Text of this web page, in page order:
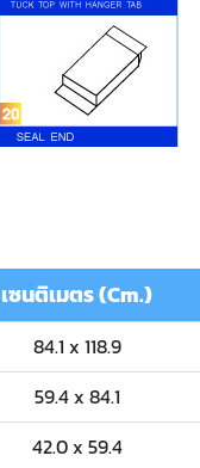
เซนติเมตร (Cm.)
84.1 x 118.9
59.4 x 84.1
42.0 x 59.4